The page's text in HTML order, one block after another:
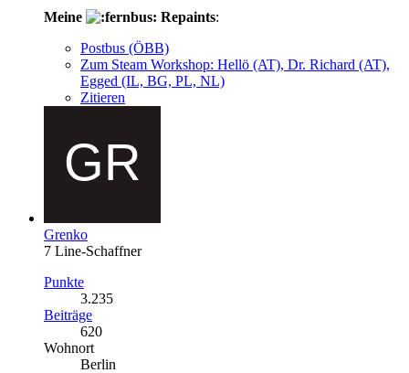
Meine Repaints:
Postbus (ÖBB)
Zum Steam Workshop: Hellö (AT), Dr. Richard (AT),
Egged (IL, BG, PL, NL)
Zitieren
Grenko
7 Line-Schaffner
Punkte
3.235
Beiträge
620
Wohnort
Berlin